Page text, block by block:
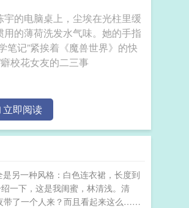
的电脑桌上，尘埃在光柱里缓
的薄荷洗发水气味。她的手指
记”紧挨着《魔兽世界》的快
几张游戏截图。 关于我与绿帽癖校花女友的二三事
立即阅读
另一种风格：白色连衣裙，长度到
一下，这是我闺蜜，林清浅。清
带了一个人来？而且看起来这么……